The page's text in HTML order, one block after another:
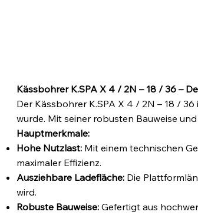
Kässbohrer K.SPA X 4 / 2N – 18 / 36 –
Der Kässbohrer K.SPA X 4 / 2N – 18 /
wurde. Mit seiner robusten Bauweise
Hauptmerkmale:
Hohe Nutzlast: Mit einem technischen
maximaler Effizienz.​
Ausziehbare Ladefläche: Die
wird.​
Robuste Bauweise: Gefertigt aus